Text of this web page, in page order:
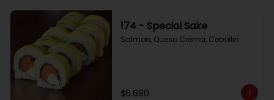
174 - Special Sake
Salmon, Queso Crema, Cebollin
$6.690